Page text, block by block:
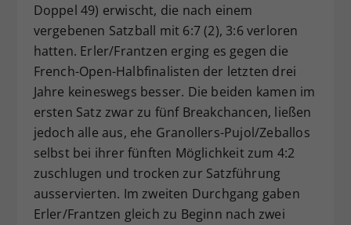
Doppel 49) erwischt, die nach einem
vergebenen Satzball mit 6:7 (2), 3:6 verloren
hatten. Erler/Frantzen erging es gegen die
French-Open-Halbfinalisten der letzten drei
Jahre keineswegs besser. Die beiden kamen im
ersten Satz zwar zu fünf Breakchancen, ließen
jedoch alle aus, ehe Granollers-Pujol/Zeballos
selbst bei ihrer fünften Möglichkeit zum 4:2
zuschlugen und trocken zur Satzführung
ausservierten. Im zweiten Durchgang gaben
Erler/Frantzen gleich zu Beginn nach zwei